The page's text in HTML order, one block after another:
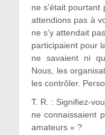
ne s’était
attendions pas à
ne s’y attendait
participaient pour
ne savaient ni
Nous, les
les contrôler.
T. R. : Signifiez-
ne connaissaient
amateurs » ?